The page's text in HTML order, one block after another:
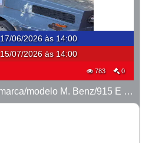
17/06/2026 às 14:00
15/07/2026 às 14:00
783 0
LOTE 29 - QNX0327, marca/modelo M. Benz/915 E MTX TVAL, ano 2016/2016